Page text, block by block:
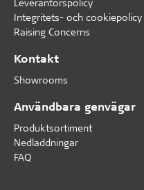
Integritets- och cookiepolicy
Raising Concerns
Kontakt
Showrooms
Användbara genvägar
Produktsortiment
Nedladdningar
FAQ